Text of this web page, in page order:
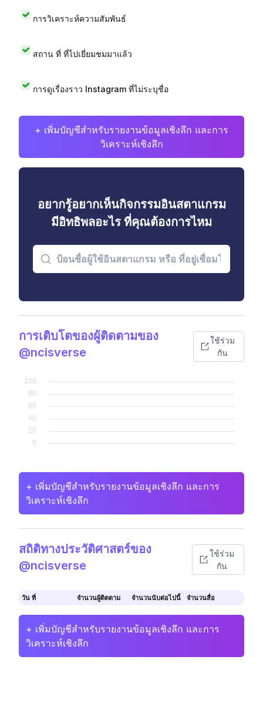
การวิเคราะห์ความสัมพันธ์
สถาน ที่ ที่ไปเยี่ยมชมมาแล้ว
การดูเรื่องราว Instagram ที่ไม่ระบุชื่อ
+ เพิ่มบัญชีสำหรับรายงานข้อมูลเชิงลึก และการ
วิเคราะห์เชิงลึก
อยากรู้อยากเห็นกิจกรรมอินสตาแกรม
มีอิทธิพลอะไร ที่คุณต้องการไหม
การเติบโตของผู้ติดตามของ
@ncisverse
ใช้ร่วม
กัน
+ เพิ่มบัญชีสำหรับรายงานข้อมูลเชิงลึก และการ
วิเคราะห์เชิงลึก
สถิติทางประวัติศาสตร์ของ
@ncisverse
ใช้ร่วม
กัน
วัน ที่ จำนวนผู้ติดตาม จำนวนนับต่อไปนี้ จำนวนสื่อ
+ เพิ่มบัญชีสำหรับรายงานข้อมูลเชิงลึก และการ
วิเคราะห์เชิงลึก